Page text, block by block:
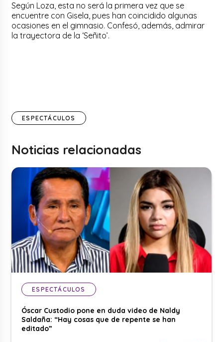
Según Loza, esta no será la primera vez que se
encuentre con Gisela, pues han coincidido algunas
ocasiones en el gimnasio. Confesó, además, admirar
la trayectora de la ‘Señito’.
ESPECTÁCULOS
Noticias relacionadas
ESPECTÁCULOS
Óscar Custodio pone en duda video de Naldy
Saldaña: “Hay cosas que de repente se han
editado”